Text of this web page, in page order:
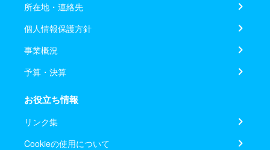
所在地・連絡先
個人情報保護方針
事業概況
予算・決算
お役立ち情報
リンク集
Cookieの使用について